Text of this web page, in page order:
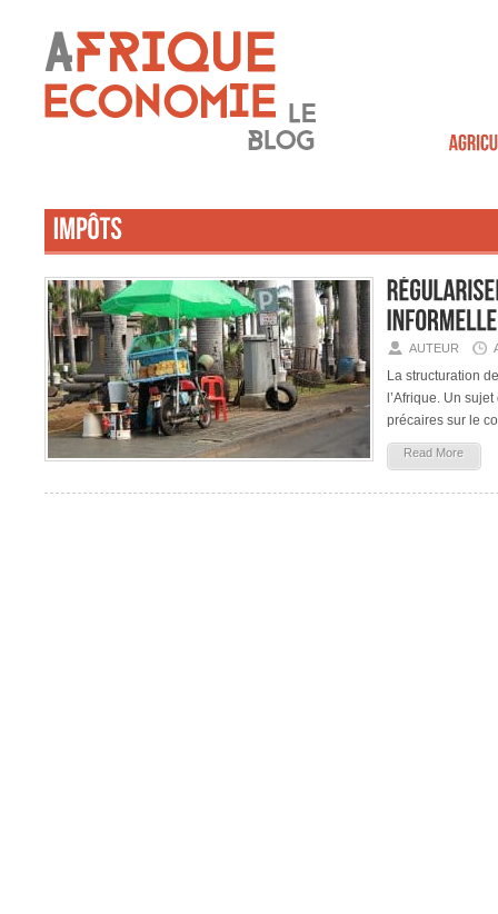
AUTEUR
La structuration
l’Afrique. Un
précaires sur le
Read More